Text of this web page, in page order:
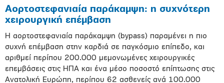
Αορτοστεφανιαία παράκαμψη: η συχνότερη
χειρουργική επέμβαση
H αορτοστεφανιαία παράκαμψη (bypass) παραμένει η πιο
συχνή επέμβαση στην καρδιά σε παγκόσμιο επίπεδο, και
αριθμεί περίπου 200.000 μεμονωμένες χειρουργικές
επεμβάσεις στις ΗΠΑ και ένα μέσο ποσοστό επίπτωσης στις
Ανατολική Ευρώπη, περίπου 62 ασθενείς ανά 100.000